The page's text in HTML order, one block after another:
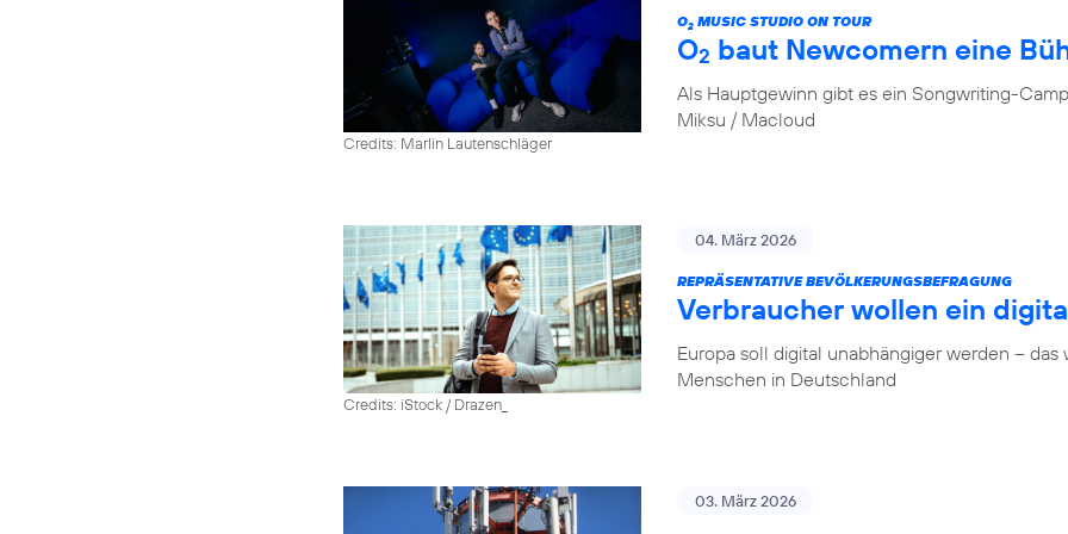
Credits: Marlin Lautenschläger
O2 MUSIC STUDIO ON TOUR
O2 baut Newcomern eine
Als Hauptgewinn gibt es ein Songwriting-
Miksu / Macloud
Credits: iStock / Drazen_
04. März 2026
REPRÄSENTATIVE BEVÖLKERUNGSBEFRAGUNG
Verbraucher wollen ein
Europa soll digital unabhängiger werden –
Menschen in Deutschland
03. März 2026